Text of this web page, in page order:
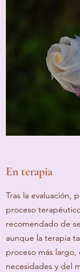
En terapia
Tras la evaluación,
proceso
recomendado de
aunque la terapia
proceso más
necesidades y del